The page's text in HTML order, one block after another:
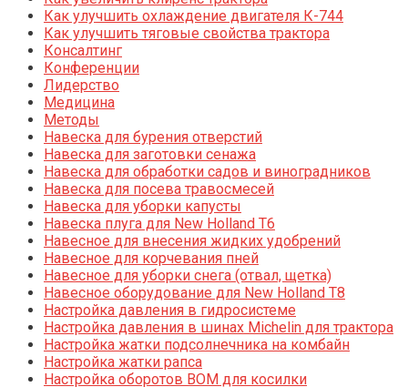
Как улучшить охлаждение двигателя К-744
Как улучшить тяговые свойства трактора
Консалтинг
Конференции
Лидерство
Медицина
Методы
Навеска для бурения отверстий
Навеска для заготовки сенажа
Навеска для обработки садов и виноградников
Навеска для посева травосмесей
Навеска для уборки капусты
Навеска плуга для New Holland T6
Навесное для внесения жидких удобрений
Навесное для корчевания пней
Навесное для уборки снега (отвал, щетка)
Навесное оборудование для New Holland T8
Настройка давления в гидросистеме
Настройка давления в шинах Michelin для трактора
Настройка жатки подсолнечника на комбайн
Настройка жатки рапса
Настройка оборотов ВОМ для косилки